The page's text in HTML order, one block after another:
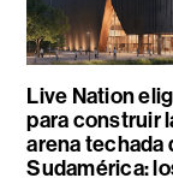
Live Nation
para construir
arena techada
Sudamérica: